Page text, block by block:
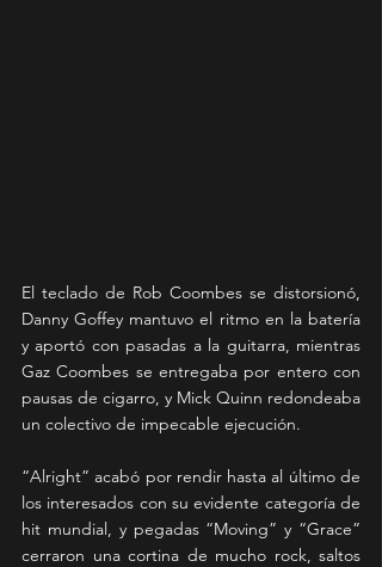
El teclado de Rob Coombes se distorsionó,
Danny Goffey mantuvo el ritmo en la batería
y aportó con pasadas a la guitarra, mientras
Gaz Coombes se entregaba por entero con
pausas de cigarro, y Mick Quinn redondeaba
un colectivo de impecable ejecución.
“Alright” acabó por rendir hasta al último de
los interesados con su evidente categoría de
hit mundial, y pegadas “Moving” y “Grace”
cerraron una cortina de mucho rock, saltos